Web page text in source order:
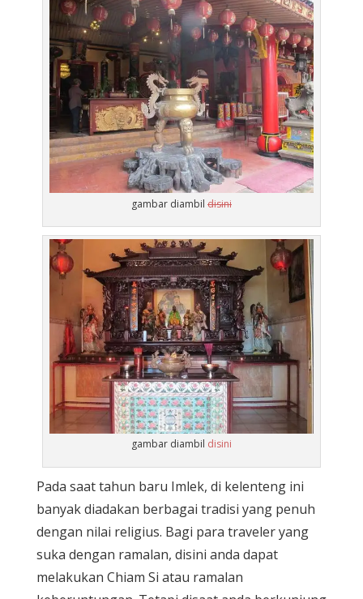
gambar diambil disini
gambar diambil disini
Pada saat tahun baru Imlek, di kelenteng ini
banyak diadakan berbagai tradisi yang penuh
dengan nilai religius. Bagi para traveler yang
suka dengan ramalan, disini anda dapat
melakukan Chiam Si atau ramalan